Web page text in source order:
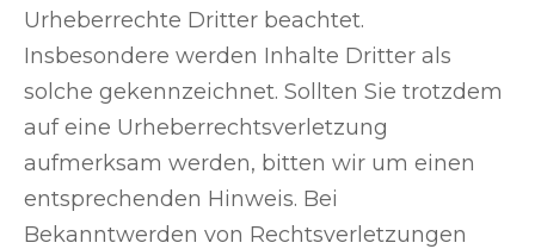
Urheberrechte Dritter beachtet.
Insbesondere werden Inhalte Dritter als
solche gekennzeichnet. Sollten Sie trotzdem
auf eine Urheberrechtsverletzung
aufmerksam werden, bitten wir um einen
entsprechenden Hinweis. Bei
Bekanntwerden von Rechtsverletzungen